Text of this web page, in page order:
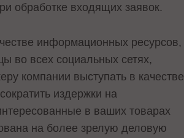
обработке входящих заявок.
информационных ресурсов,
во всех социальных сетях,
компании выступать в качестве
издержки на
в ваших товарах
на более зрелую деловую